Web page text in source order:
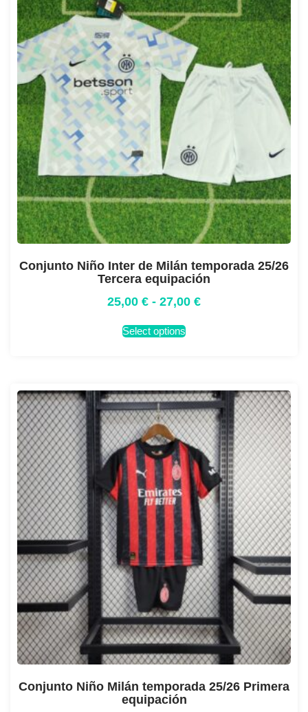
Conjunto Niño Inter de Milán temporada 25/26
Tercera equipación
25,00 € - 27,00 €
Select options
Conjunto Niño Milán temporada 25/26 Primera
equipación